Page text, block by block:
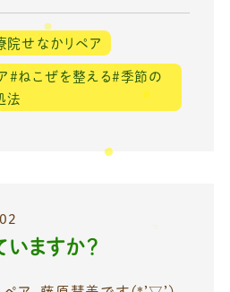
院せなかリペア
＃ねこぜを整える＃季節の
法
いますか？